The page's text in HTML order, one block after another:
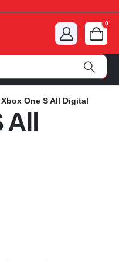
0
Xbox One S All Digital
All